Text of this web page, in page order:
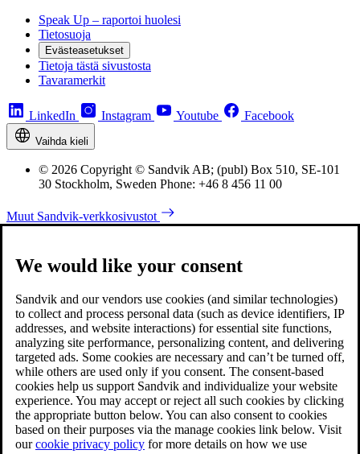
Speak Up – raportoi huolesi
Tietosuoja
Evästeasetukset
Tietoja tästä sivustosta
Tavaramerkit
LinkedIn Instagram Youtube Facebook
Vaihda kieli
© 2026 Copyright © Sandvik AB; (publ) Box 510, SE-101
30 Stockholm, Sweden Phone: +46 8 456 11 00
Muut Sandvik-verkkosivustot
We would like your consent
Sandvik and our vendors use cookies (and similar technologies)
to collect and process personal data (such as device identifiers, IP
addresses, and website interactions) for essential site functions,
analyzing site performance, personalizing content, and delivering
targeted ads. Some cookies are necessary and can’t be turned off,
while others are used only if you consent. The consent-based
cookies help us support Sandvik and individualize your website
experience. You may accept or reject all such cookies by clicking
the appropriate button below. You can also consent to cookies
based on their purposes via the manage cookies link below. Visit
ourcookie privacy policy for more details on how we use